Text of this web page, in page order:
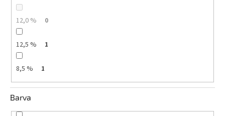
vínu
Vývrtky
BiB
větší
Ostatní
vína
12,0 % 0
12,5 % 1
8,5 % 1
Barva